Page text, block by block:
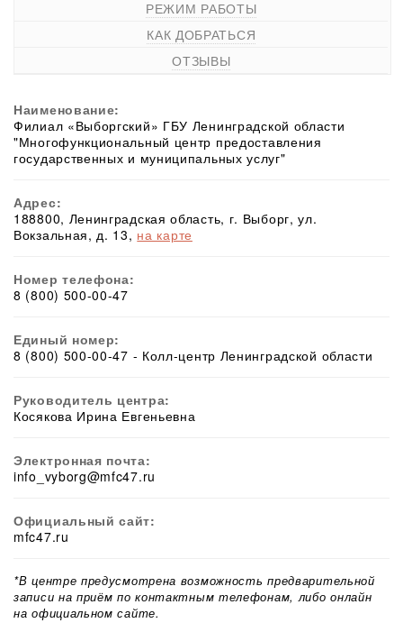
РЕЖИМ РАБОТЫ
КАК ДОБРАТЬСЯ
ОТЗЫВЫ
Наименование:
Филиал «Выборгский» ГБУ Ленинградской области
"Многофункциональный центр предоставления
государственных и муниципальных услуг"
Адрес:
188800, Ленинградская область, г. Выборг, ул.
Вокзальная, д. 13, на карте
Номер телефона:
8 (800) 500-00-47
Единый номер:
8 (800) 500-00-47 - Колл-центр Ленинградской области
Руководитель центра:
Косякова Ирина Евгеньевна
Электронная почта:
info_vyborg@mfc47.ru
Официальный сайт:
mfc47.ru
*В центре предусмотрена возможность предварительной
записи на приём по контактным телефонам, либо онлайн
на официальном сайте.